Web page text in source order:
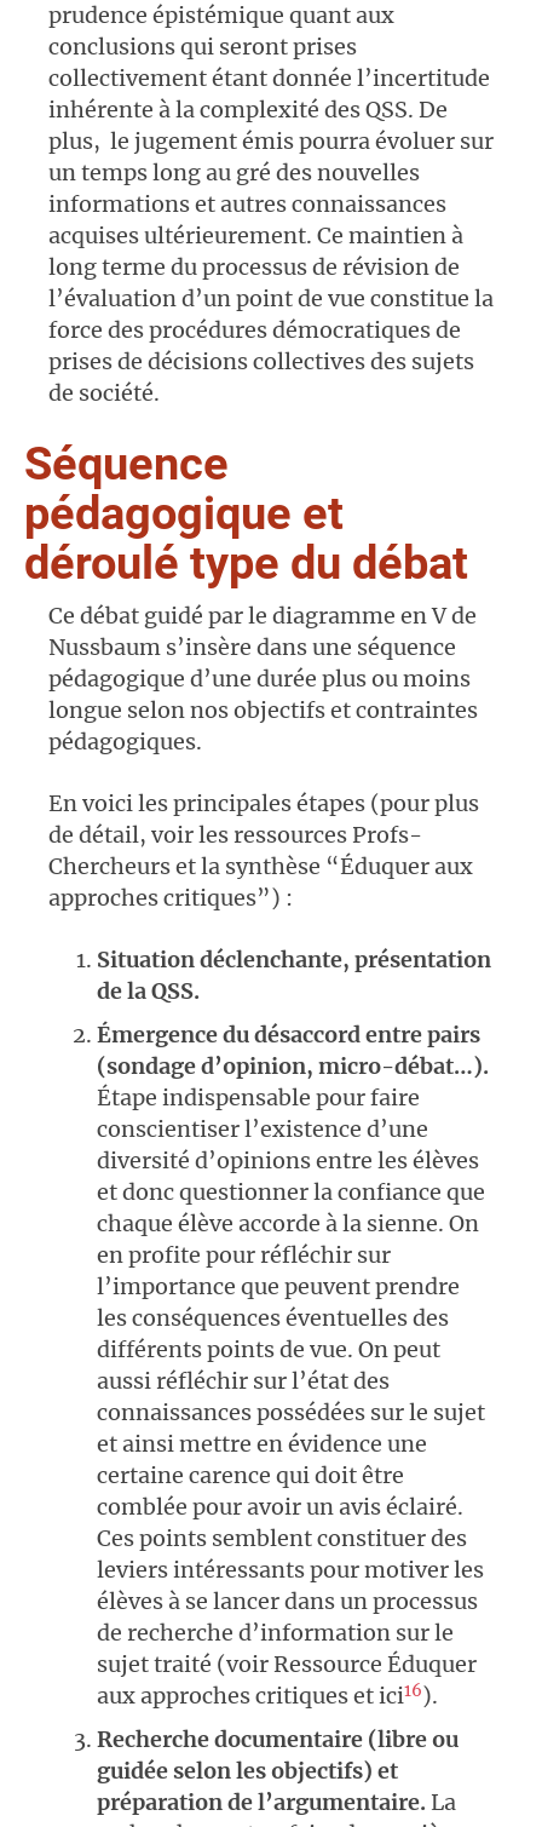
prudence épistémique quant aux
conclusions qui seront prises
collectivement étant donnée l’incertitude
inhérente à la complexité des QSS. De
plus, le jugement émis pourra évoluer sur
un temps long au gré des nouvelles
informations et autres connaissances
acquises ultérieurement. Ce maintien à
long terme du processus de révision de
l’évaluation d’un point de vue constitue la
force des procédures démocratiques de
prises de décisions collectives des sujets
de société.
Séquence
pédagogique et
déroulé type du débat
Ce débat guidé par le diagramme en V de
Nussbaum s’insère dans une séquence
pédagogique d’une durée plus ou moins
longue selon nos objectifs et contraintes
pédagogiques.
En voici les principales étapes (pour plus
de détail, voir les ressources Profs-
Chercheurs et la synthèse “Éduquer aux
approches critiques”) :
Situation déclenchante, présentation
de la QSS.
Émergence du désaccord entre pairs
(sondage d’opinion, micro-débat…).
Étape indispensable pour faire
conscientiser l’existence d’une
diversité d’opinions entre les élèves
et donc questionner la confiance que
chaque élève accorde à la sienne. On
en profite pour réfléchir sur
l’importance que peuvent prendre
les conséquences éventuelles des
différents points de vue. On peut
aussi réfléchir sur l’état des
connaissances possédées sur le sujet
et ainsi mettre en évidence une
certaine carence qui doit être
comblée pour avoir un avis éclairé.
Ces points semblent constituer des
leviers intéressants pour motiver les
élèves à se lancer dans un processus
de recherche d’information sur le
sujet traité (voir Ressource Éduquer
aux approches critiques et ici16).
Recherche documentaire (libre ou
guidée selon les objectifs) et
préparation de l’argumentaire. La